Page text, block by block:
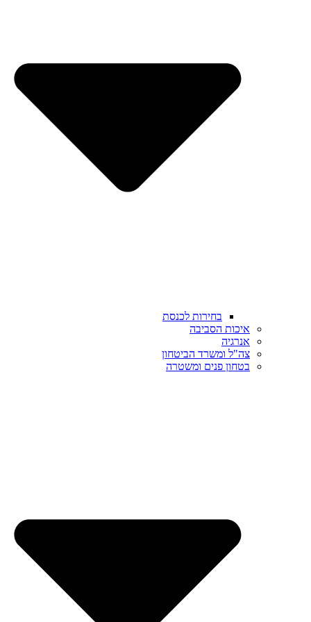
בחירות לכנסת
איכות הסביבה
אנרגיה
צה"ל ומשרד הביטחון
בטחון פנים ומשטרה